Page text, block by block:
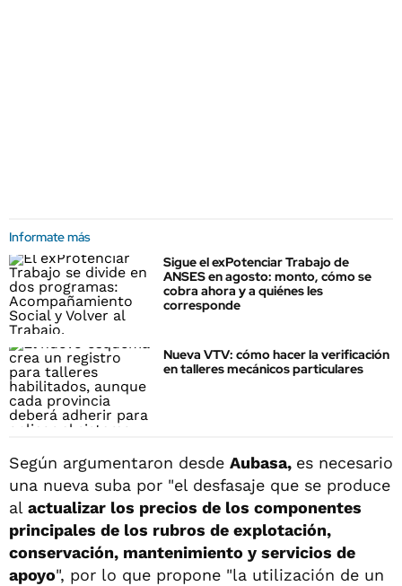
Informate más
Sigue el exPotenciar Trabajo de
ANSES en agosto: monto, cómo se
cobra ahora y a quiénes les
corresponde
Nueva VTV: cómo hacer la verificación
en talleres mecánicos particulares
Según argumentaron desde Aubasa, es necesario
una nueva suba por "el desfasaje que se produce
al actualizar los precios de los componentes
principales de los rubros de explotación,
conservación, mantenimiento y servicios de
apoyo", por lo que propone "la utilización de un